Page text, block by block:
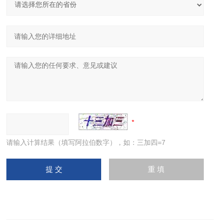
请输入计算结果（填写阿拉伯数字），如：三加四=7